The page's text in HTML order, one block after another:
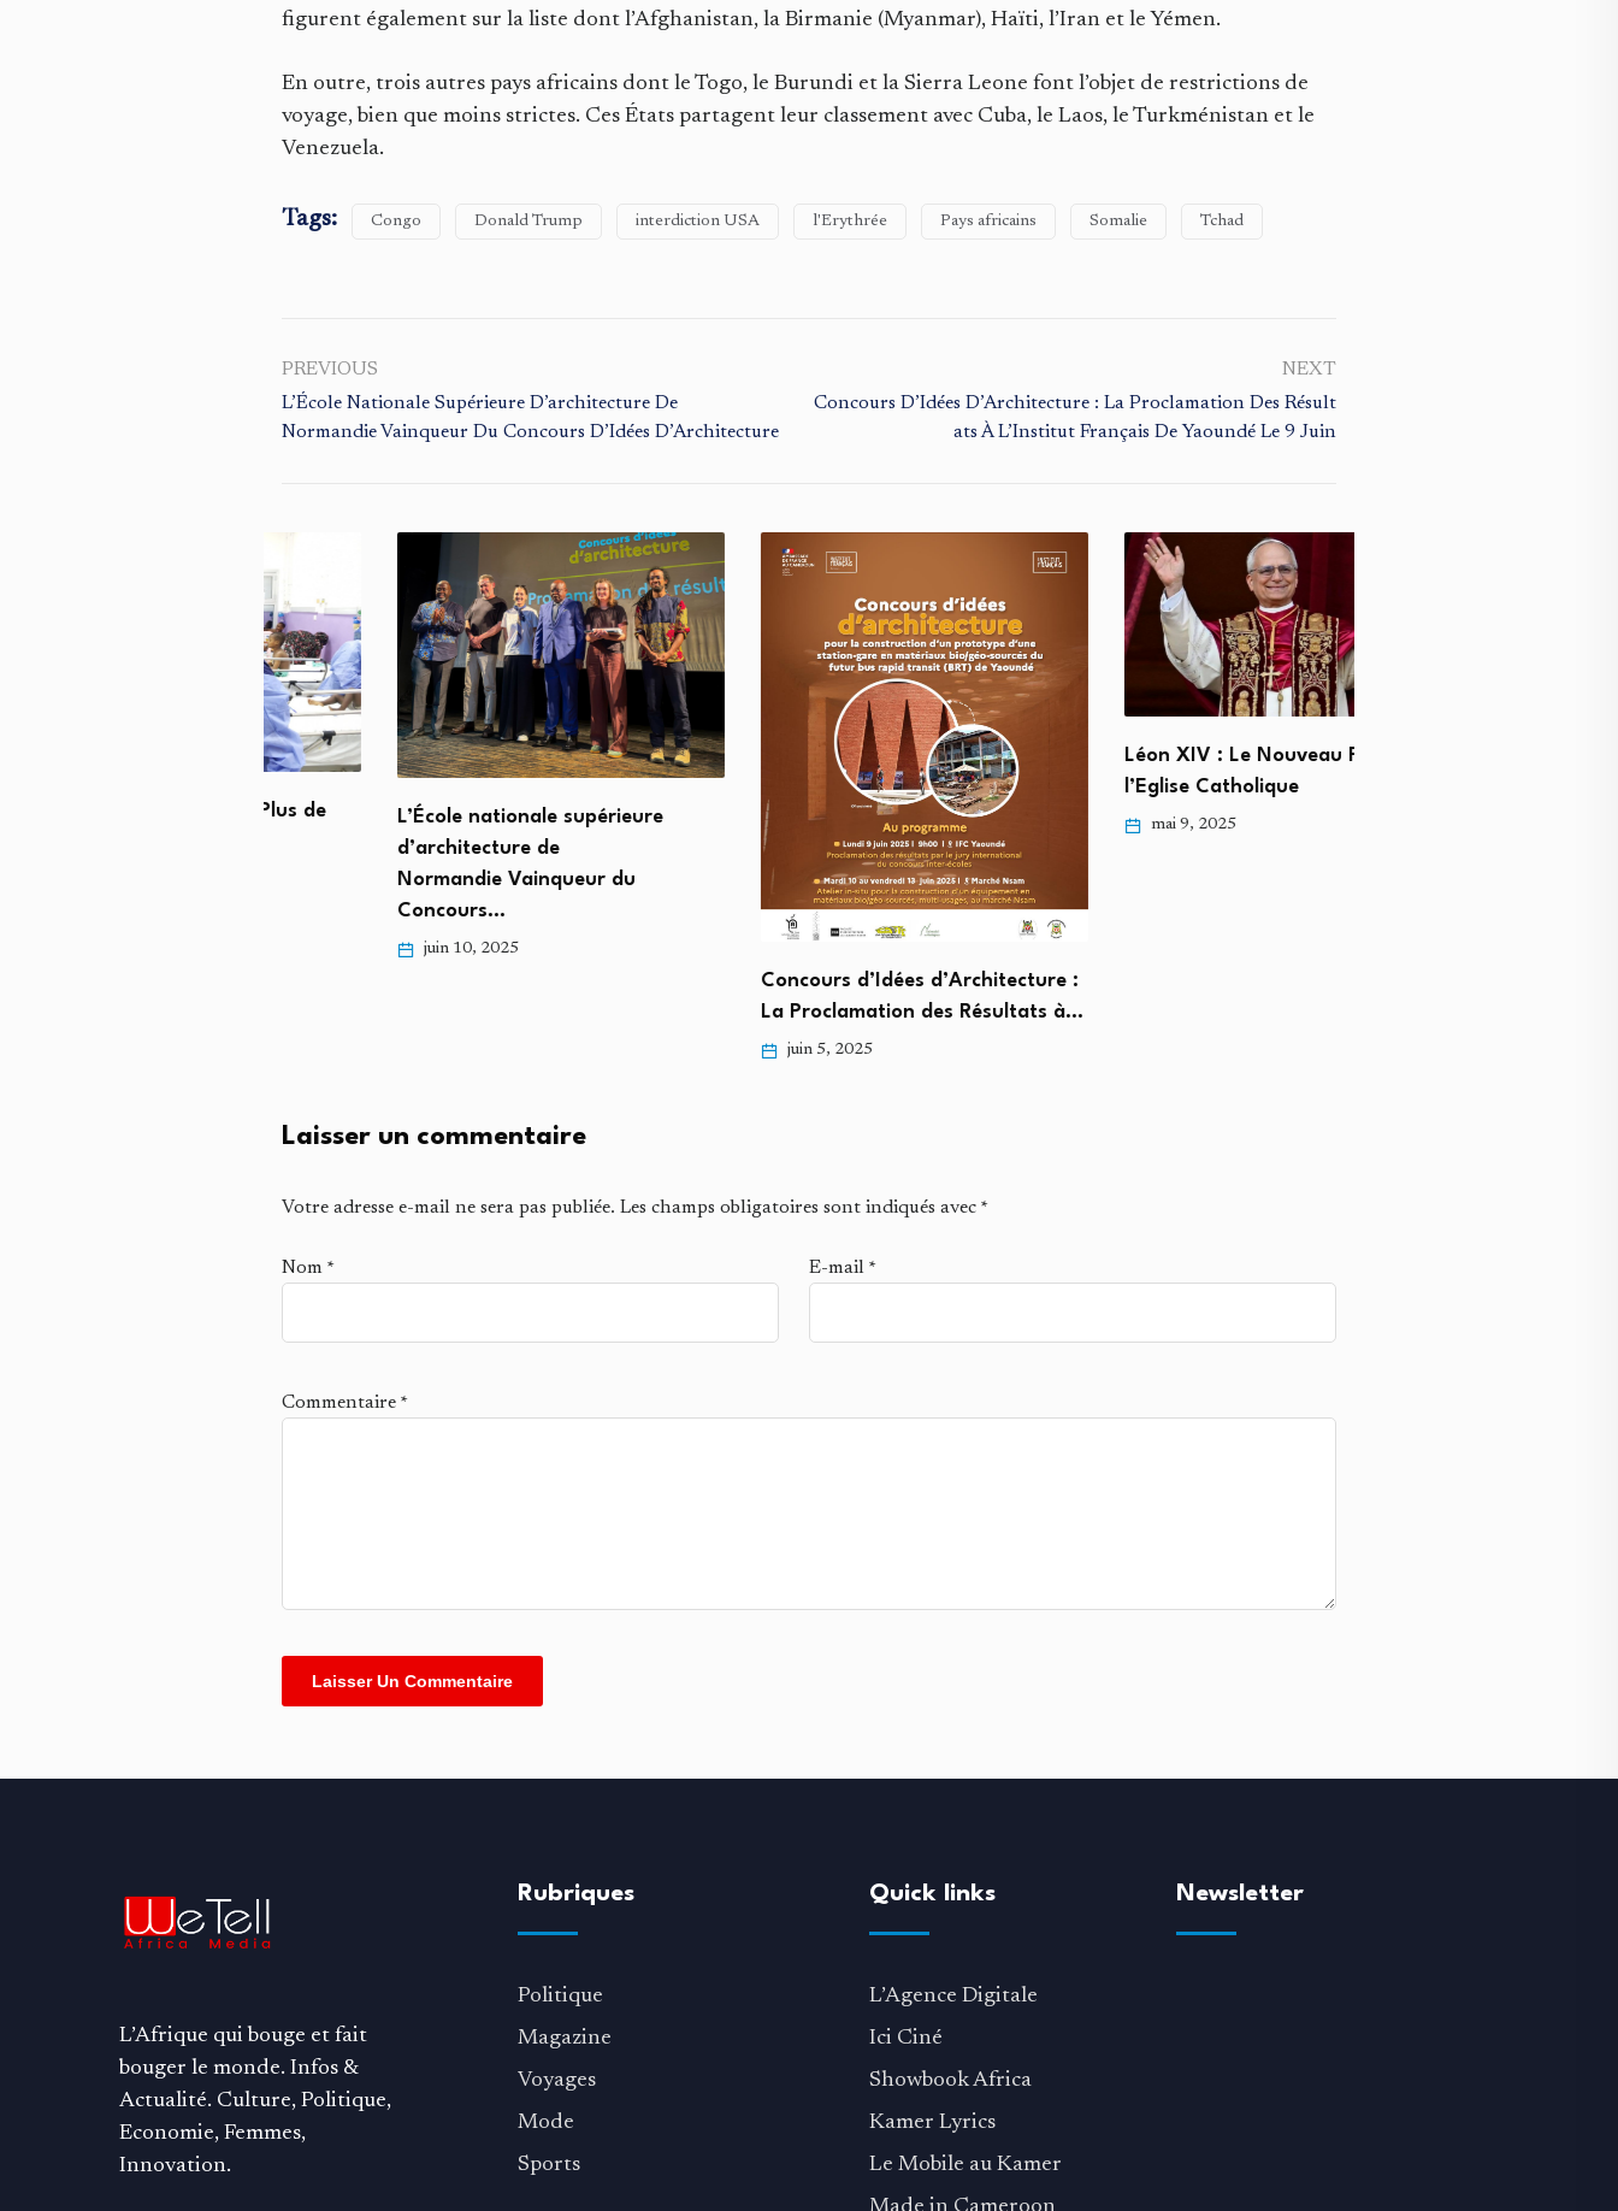
figurent également sur la liste dont l’Afghanistan, la Birmanie (Myanmar), Haïti, l’Iran et le Yémen.
En outre, trois autres pays africains dont le Togo, le Burundi et la Sierra Leone font l’objet de restrictions de
voyage, bien que moins strictes. Ces États partagent leur classement avec Cuba, le Laos, le Turkménistan et le
Venezuela.
Tags: Congo Donald Trump interdiction USA l'Erythrée Pays africains Somalie Tchad
PREVIOUS
L’École Nationale Supérieure D’architecture De
Normandie Vainqueur Du Concours D’Idées D’Architecture
NEXT
Concours D’Idées D’Architecture : La Proclamation Des Résult
Ats À L’Institut Français De Yaoundé Le 9 Juin
L’École nationale supérieure
d’architecture de
Normandie Vainqueur du
juin 10, 2025
Concours d’Idées d’Architecture :
La Proclamation des Résultats à…
Léon XIV : Le Nouveau Pape de
l’Eglise Catholique
Laisser un commentaire
Votre adresse e-mail ne sera pas publiée. Les champs obligatoires sont indiqués avec *
Nom * E-mail *
Commentaire *
L’Afrique qui bouge et fait
bouger le monde. Infos &
Actualité. Culture, Politique,
Economie, Femmes,
Innovation.
Rubriques
Politique
Magazine
Voyages
Mode
Sports
Quick links
L’Agence Digitale
Ici Ciné
Showbook Africa
Kamer Lyrics
Le Mobile au Kamer
Newsletter